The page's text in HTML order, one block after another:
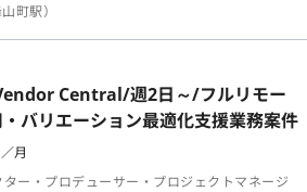
町駅）
Central/週2日～/フルリモー
・バリエーション最適化支援業務案件
月
ー・プロデューサー・プロジェクトマネージ